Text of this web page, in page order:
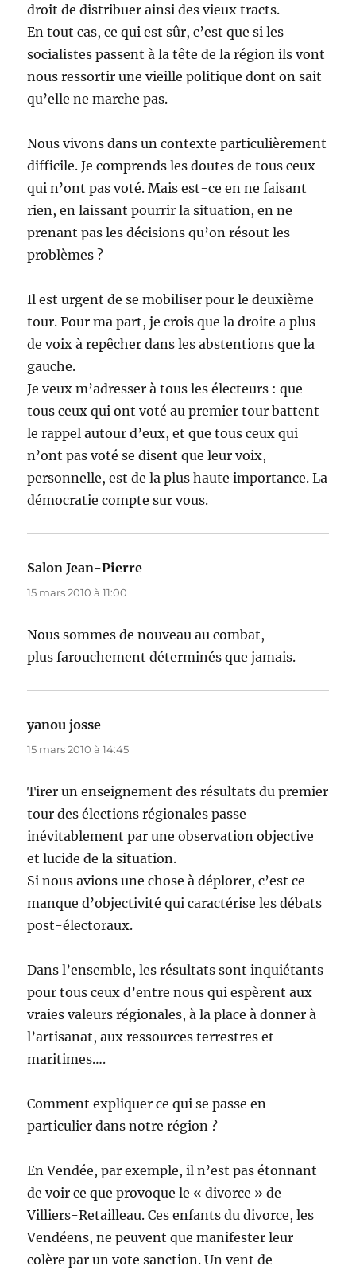
droit de distribuer ainsi des vieux tracts.
En tout cas, ce qui est sûr, c’est que si les
socialistes passent à la tête de la région ils vont
nous ressortir une vieille politique dont on sait
qu’elle ne marche pas.
Nous vivons dans un contexte particulièrement
difficile. Je comprends les doutes de tous ceux
qui n’ont pas voté. Mais est-ce en ne faisant
rien, en laissant pourrir la situation, en ne
prenant pas les décisions qu’on résout les
problèmes ?
Il est urgent de se mobiliser pour le deuxième
tour. Pour ma part, je crois que la droite a plus
de voix à repêcher dans les abstentions que la
gauche.
Je veux m’adresser à tous les électeurs : que
tous ceux qui ont voté au premier tour battent
le rappel autour d’eux, et que tous ceux qui
n’ont pas voté se disent que leur voix,
personnelle, est de la plus haute importance. La
démocratie compte sur vous.
Salon Jean-Pierre
15 mars 2010 à 11:00
Nous sommes de nouveau au combat,
plus farouchement déterminés que jamais.
yanou josse
15 mars 2010 à 14:45
Tirer un enseignement des résultats du premier
tour des élections régionales passe
inévitablement par une observation objective
et lucide de la situation.
Si nous avions une chose à déplorer, c’est ce
manque d’objectivité qui caractérise les débats
post-électoraux.
Dans l’ensemble, les résultats sont inquiétants
pour tous ceux d’entre nous qui espèrent aux
vraies valeurs régionales, à la place à donner à
l’artisanat, aux ressources terrestres et
maritimes….
Comment expliquer ce qui se passe en
particulier dans notre région ?
En Vendée, par exemple, il n’est pas étonnant
de voir ce que provoque le « divorce » de
Villiers-Retailleau. Ces enfants du divorce, les
Vendéens, ne peuvent que manifester leur
colère par un vote sanction. Un vent de